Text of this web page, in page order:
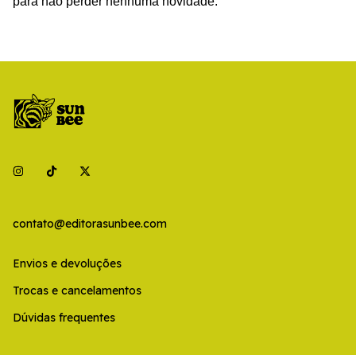
contato@editorasunbee.com
Envios e devoluções
Trocas e cancelamentos
Dúvidas frequentes